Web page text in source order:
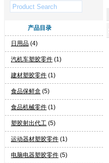
产品目录
日用品 (4)
汽机车塑胶零件 (1)
建材塑胶零件 (1)
食品保鲜盒 (5)
食品机械零件 (1)
塑胶射出代工 (5)
运动器材塑胶零件 (1)
电脑电器塑胶零件 (5)